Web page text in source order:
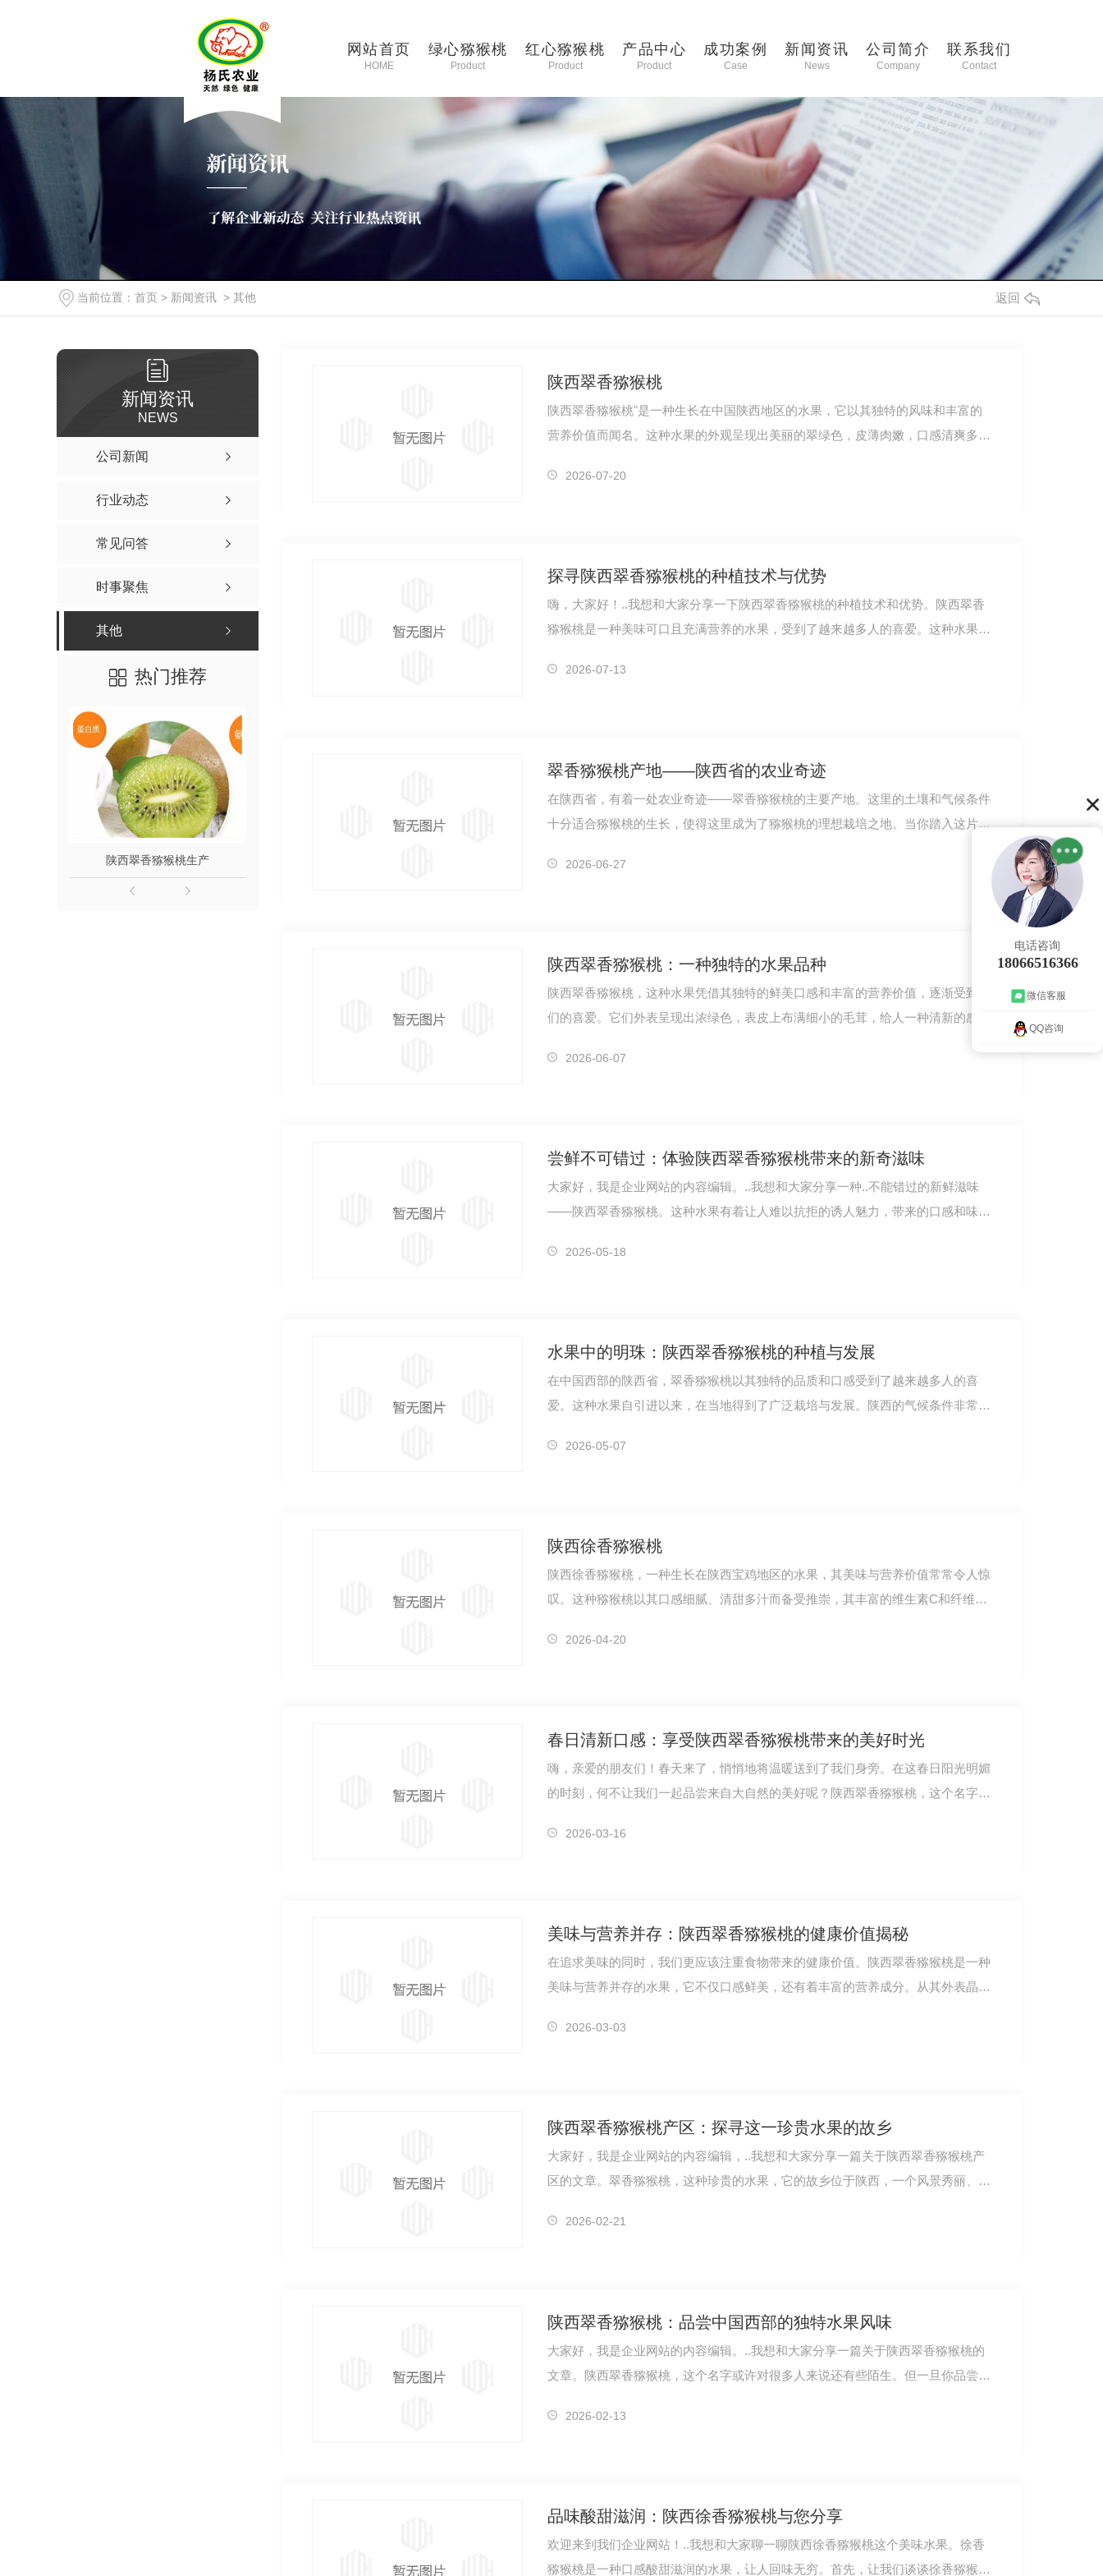
网站首页
HOME
绿心猕猴桃
Product
红心猕猴桃
Product
产品中心
Product
成功案例
Case
新闻资讯
News
公司简介
Company
联系我们
Contact
当前位置： 首页 > 新闻资讯 > 其他 返回
新闻资讯
NEWS
公司新闻
行业动态
常见问答
时事聚焦
其他
热门推荐
陕西翠香猕猴桃生产 陕西红心猕猴桃生产
陕西翠香猕猴桃
陕西翠香猕猴桃"是一种生长在中国陕西地区的水果，它以其独特的风味和丰富的
营养价值而闻名。这种水果的外观呈现出美丽的翠绿色，皮薄肉嫩，口感清爽多
2026-07-20
探寻陕西翠香猕猴桃的种植技术与优势
嗨，大家好！..我想和大家分享一下陕西翠香猕猴桃的种植技术和优势。陕西翠香
猕猴桃是一种美味可口且充满营养的水果，受到了越来越多人的喜爱。这种水果在
2026-07-13
翠香猕猴桃产地——陕西省的农业奇迹
在陕西省，有着一处农业奇迹——翠香猕猴桃的主要产地。这里的土壤和气候条件
十分适合猕猴桃的生长，使得这里成为了猕猴桃的理想栽培之地。当你踏入这片猕
2026-06-27
陕西翠香猕猴桃：一种独特的水果品种
陕西翠香猕猴桃，这种水果凭借其独特的鲜美口感和丰富的营养价值，逐渐受到人
们的喜爱。它们外表呈现出浓绿色，表皮上布满细小的毛茸，给人一种清新的感
2026-06-07
尝鲜不可错过：体验陕西翠香猕猴桃带来的新奇滋味
大家好，我是企业网站的内容编辑。..我想和大家分享一种..不能错过的新鲜滋味
——陕西翠香猕猴桃。这种水果有着让人难以抗拒的诱人魅力，带来的口感和味
2026-05-18
水果中的明珠：陕西翠香猕猴桃的种植与发展
在中国西部的陕西省，翠香猕猴桃以其独特的品质和口感受到了越来越多人的喜
爱。这种水果自引进以来，在当地得到了广泛栽培与发展。陕西的气候条件非常适
2026-05-07
陕西徐香猕猴桃
陕西徐香猕猴桃，一种生长在陕西宝鸡地区的水果，其美味与营养价值常常令人惊
叹。这种猕猴桃以其口感细腻、清甜多汁而备受推崇，其丰富的维生素C和纤维素
2026-04-20
春日清新口感：享受陕西翠香猕猴桃带来的美好时光
嗨，亲爱的朋友们！春天来了，悄悄地将温暖送到了我们身旁。在这春日阳光明媚
的时刻，何不让我们一起品尝来自大自然的美好呢？陕西翠香猕猴桃，这个名字就
2026-03-16
美味与营养并存：陕西翠香猕猴桃的健康价值揭秘
在追求美味的同时，我们更应该注重食物带来的健康价值。陕西翠香猕猴桃是一种
美味与营养并存的水果，它不仅口感鲜美，还有着丰富的营养成分。从其外表晶莹
2026-03-03
陕西翠香猕猴桃产区：探寻这一珍贵水果的故乡
大家好，我是企业网站的内容编辑，..我想和大家分享一篇关于陕西翠香猕猴桃产
区的文章。翠香猕猴桃，这种珍贵的水果，它的故乡位于陕西，一个风景秀丽、土
2026-02-21
陕西翠香猕猴桃：品尝中国西部的独特水果风味
大家好，我是企业网站的内容编辑。..我想和大家分享一篇关于陕西翠香猕猴桃的
文章。陕西翠香猕猴桃，这个名字或许对很多人来说还有些陌生。但一旦你品尝过
2026-02-13
品味酸甜滋润：陕西徐香猕猴桃与您分享
欢迎来到我们企业网站！..我想和大家聊一聊陕西徐香猕猴桃这个美味水果。徐香
猕猴桃是一种口感酸甜滋润的水果，让人回味无穷。首先，让我们谈谈徐香猕猴桃
电话咨询
18066516366
微信客服
QQ咨询